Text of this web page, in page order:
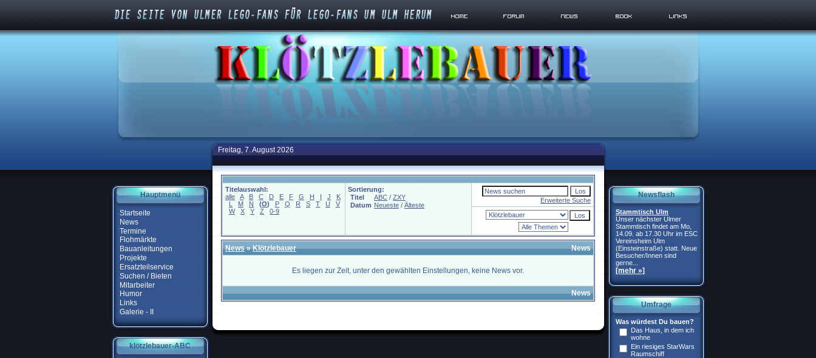
Hauptmenü
Startseite
News
Termine
Flohmärkte
Bauanleitungen
Projekte
Ersatzteilservice
Suchen / Bieten
Mitarbeiter
Humor
Links
Galerie - II
klötzlebauer-ABC
Freitag, 7. August 2026
Titelauswahl:
alle
A B C D E F G H I J
K
L
M N (O) P Q R S T U
V
W
X Y Z 0-9
Sortierung:
Titel
ABC / ZXY
Datum Neueste / Älteste
Erweiterte Suche
News»Klötzlebauer News
Es liegen zur Zeit, unter den gewählten Einstellungen, keine News vor.
News
Newsflash
Stammtisch Ulm
Unser nächster Ulmer
Stammtisch findet am Mo,
14.09. ab 17.30 Uhr im ESC
Vereinsheim Ulm
(Einsteinstraße) statt. Neue
Besucher/Innen sind
gerne...
[mehr »]
Umfrage
Was würdest Du bauen?
Das Haus, in dem ich
wohne
Ein riesiges StarWars
Raumschiff